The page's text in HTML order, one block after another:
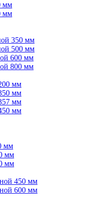
мм
мм
350 мм
500 мм
600 мм
800 мм
мм
мм
мм
мм
мм
мм
мм
450 мм
600 мм